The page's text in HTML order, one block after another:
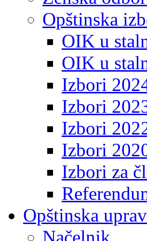
Opštinska
OIK u
OIK u
Izbori
Izbori
Izbori
Izbori
Izbori za
Opštinska
Načelnik